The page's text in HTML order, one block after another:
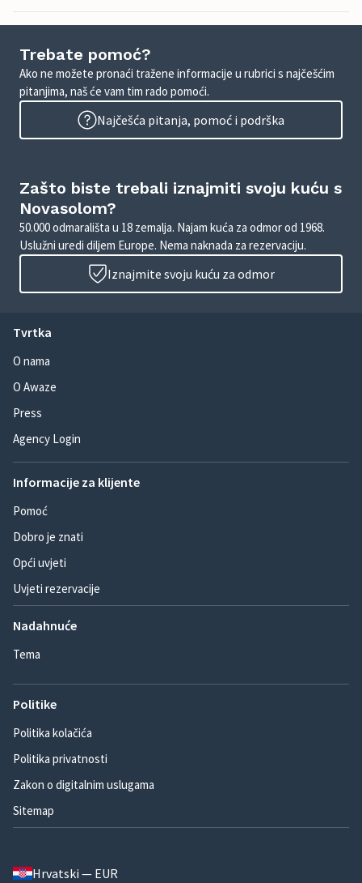
Trebate pomoć?
Ako ne možete pronaći tražene informacije u rubrici s najčešćim
pitanjima, naš će vam tim rado pomoći.
Najčešća pitanja, pomoć i podrška
Zašto biste trebali iznajmiti svoju kuću s
Novasolom?
50.000 odmarališta u 18 zemalja. Najam kuća za odmor od 1968.
Uslužni uredi diljem Europe. Nema naknada za rezervaciju.
Iznajmite svoju kuću za odmor
Tvrtka
O nama
O Awaze
Press
Agency Login
Informacije za klijente
Pomoć
Dobro je znati
Opći uvjeti
Uvjeti rezervacije
Nadahnuće
Tema
Politike
Politika kolačića
Politika privatnosti
Zakon o digitalnim uslugama
Sitemap
Hrvatski — EUR